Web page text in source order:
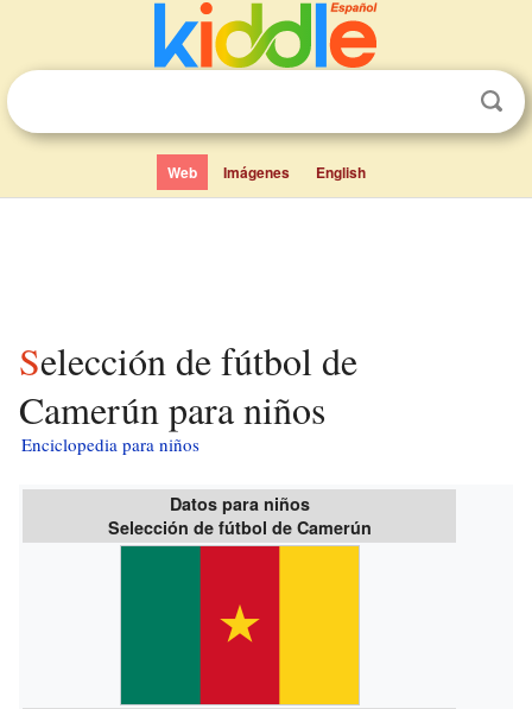
Web Imágenes English
Selección de fútbol de
Camerún para niños
Enciclopedia para niños
Datos para niños
Selección de fútbol de Camerún